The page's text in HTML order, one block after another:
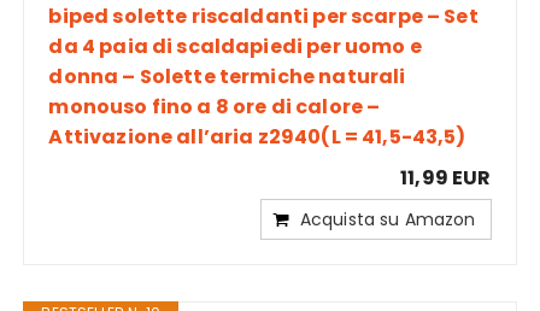
biped solette riscaldanti per scarpe – Set
da 4 paia di scaldapiedi per uomo e
donna – Solette termiche naturali
monouso fino a 8 ore di calore –
Attivazione all’aria z2940(L = 41,5-43,5)
11,99 EUR
Acquista su Amazon